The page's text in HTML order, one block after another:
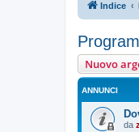
Indice
Nuovo
ANNUNCI
da